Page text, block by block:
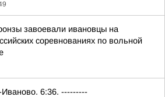
завоевали ивановцы на
соревнованиях по вольной
Иваново. 6:36. ---------